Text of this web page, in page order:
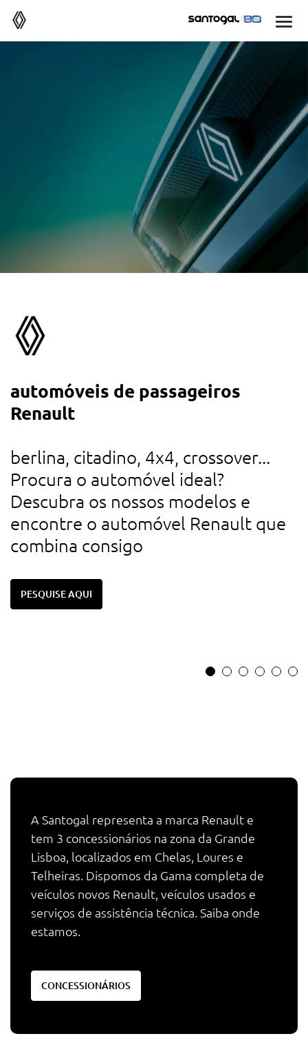
automóveis de passageiros
Renault
berlina, citadino, 4x4, crossover...
Procura o automóvel ideal?
Descubra os nossos modelos e
encontre o automóvel Renault que
combina consigo
PESQUISE AQUI
A Santogal representa a marca Renault e
tem 3 concessionários na zona da Grande
Lisboa, localizados em Chelas, Loures e
Telheiras. Dispomos da Gama completa de
veículos novos Renault, veículos usados e
serviços de assistência técnica. Saiba onde
estamos.
CONCESSIONÁRIOS